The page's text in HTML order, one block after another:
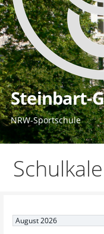
Steinbart-
NRW-Sportschule
Month